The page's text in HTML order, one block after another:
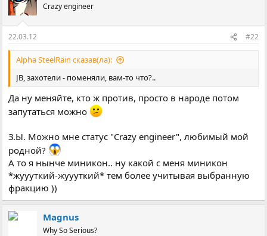
Crazy engineer
22.03.12 #22
Alpha SteelRain сказав(ла):
JB, захотели - поменяли, вам-то что?..
Да ну меняйте, кто ж против, просто в народе потом
запутаться можно
З.Ы. Можно мне статус "Crazy engineer", любимый мой
родной?
А то я нынче миникон.. ну какой с меня миникон
*жуууткий-жуууткий* тем более учитывая выбранную
фракцию ))
Magnus
Why So Serious?